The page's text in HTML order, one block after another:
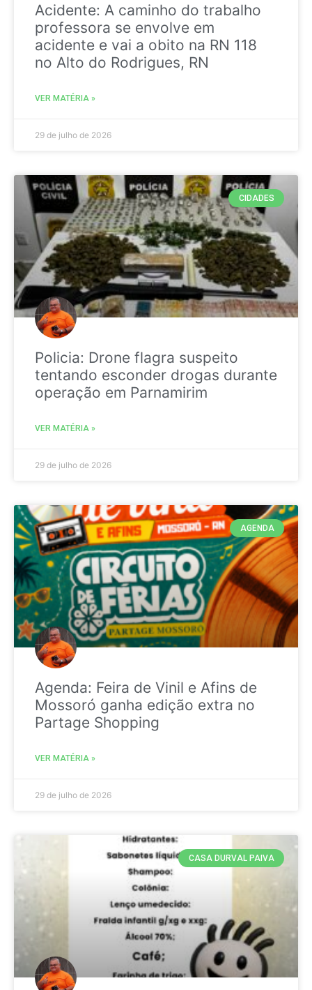
Acidente: A caminho do trabalho
professora se envolve em
acidente e vai a obito na RN 118
no Alto do Rodrigues, RN
VER MATÉRIA »
29 de julho de 2026
CIDADES
Policia: Drone flagra suspeito
tentando esconder drogas durante
operação em Parnamirim
VER MATÉRIA »
29 de julho de 2026
AGENDA
Agenda: Feira de Vinil e Afins de
Mossoró ganha edição extra no
Partage Shopping
VER MATÉRIA »
29 de julho de 2026
CASA DURVAL PAIVA